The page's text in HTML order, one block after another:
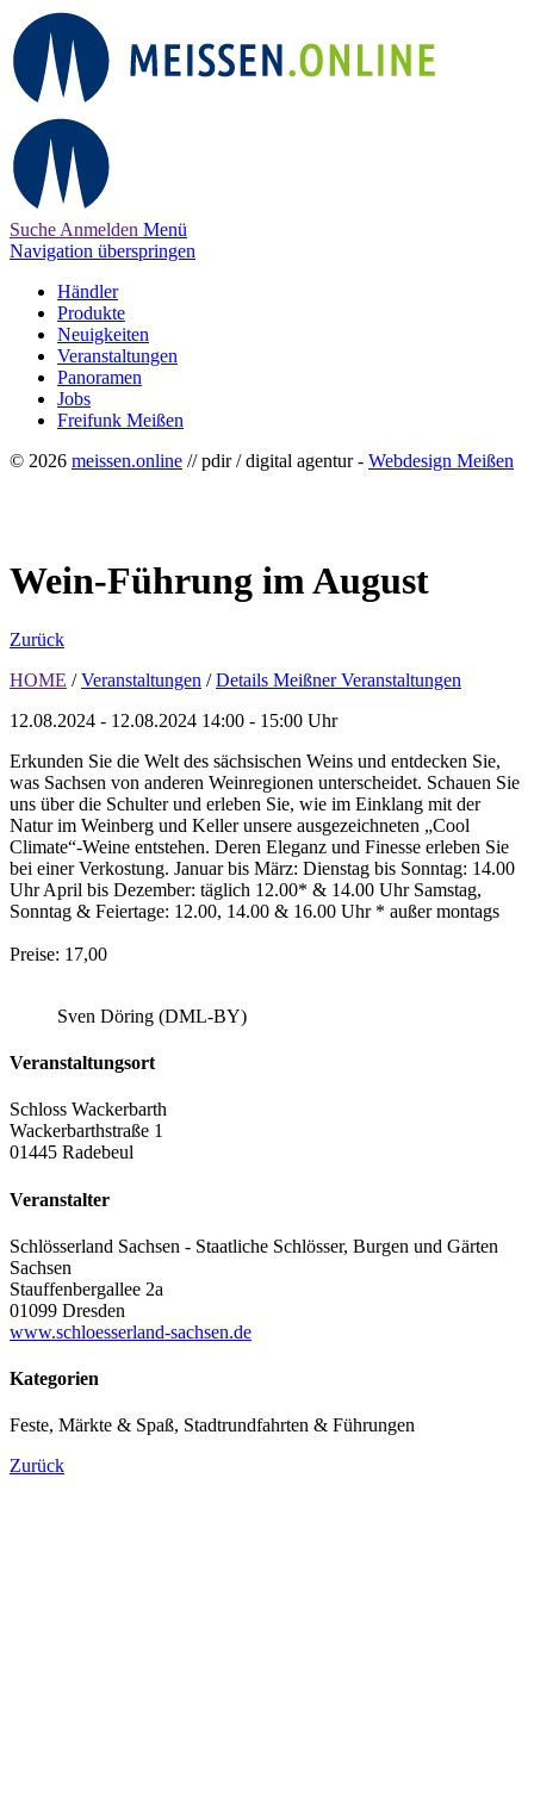
Suche Anmelden Menü
Navigation überspringen
Händler
Produkte
Neuigkeiten
Veranstaltungen
Panoramen
Jobs
Freifunk Meißen
© 2026 meissen.online // pdir / digital agentur - Webdesign Meißen
Wein-Führung im August
Zurück
HOME / Veranstaltungen / Details Meißner Veranstaltungen
12.08.2024 - 12.08.2024 14:00 - 15:00 Uhr
Erkunden Sie die Welt des sächsischen Weins und entdecken Sie,
was Sachsen von anderen Weinregionen unterscheidet. Schauen Sie
uns über die Schulter und erleben Sie, wie im Einklang mit der
Natur im Weinberg und Keller unsere ausgezeichneten „Cool
Climate“-Weine entstehen. Deren Eleganz und Finesse erleben Sie
bei einer Verkostung. Januar bis März: Dienstag bis Sonntag: 14.00
Uhr April bis Dezember: täglich 12.00* & 14.00 Uhr Samstag,
Sonntag & Feiertage: 12.00, 14.00 & 16.00 Uhr * außer montags
Preise: 17,00
Sven Döring (DML-BY)
Veranstaltungsort
Schloss Wackerbarth
Wackerbarthstraße 1
01445 Radebeul
Veranstalter
Schlösserland Sachsen - Staatliche Schlösser, Burgen und Gärten
Sachsen
Stauffenbergallee 2a
01099 Dresden
www.schloesserland-sachsen.de
Kategorien
Feste, Märkte & Spaß, Stadtrundfahrten & Führungen
Zurück